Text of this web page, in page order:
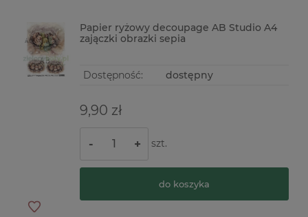
Papier ryżowy decoupage AB Studio A4
zajączki obrazki sepia
Dostępność: dostępny
9,90 zł
- + szt.
do koszyka